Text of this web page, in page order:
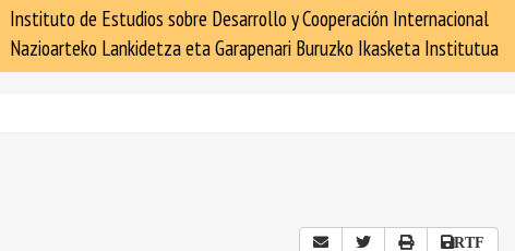
Instituto de Estudios sobre Desarrollo y Cooperación Internacional
Nazioarteko Lankidetza eta Garapenari Buruzko Ikasketa Institutua
RTF